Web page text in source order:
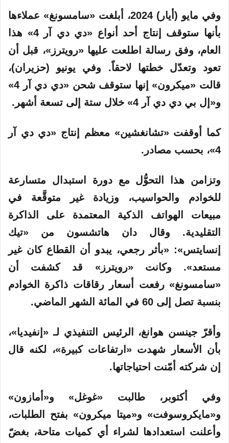
وفي مايو (أيار) 2024، أبلغت «سامسونغ» عملاءها
بأنها ستوقف إنتاج أحد أنواع «دي دي آر 4» هذا
العام، وفق رسالة اطلعت عليها «رويترز»، قبل أن
تعود وتعدّل خطتها لاحقاً. وفي يونيو (حزيران)،
قالت «ميكرون» إنها ستوقف شحن «دي دي آر 4»
و«إل بي دي دي آر 4» خلال ستة إلى تسعة أشهر.
كما أوقفت «تشانغشين» معظم إنتاج «دي دي آر
4»، بحسب مصادر.
وتزامن هذا التحوُّل مع دورة استبدال متسارعة
للخوادم والحواسيب، وزيادة غير متوقَّعة في
مبيعات الهواتف الذكية المعتمدة على الذاكرة
التقليدية. وقال دان هاتشسون من «تيك
إنسايتس»: «بأثر رجعي، يبدو أن القطاع كان غير
مستعد». وكانت «رويترز» قد كشفت أن
«سامسونغ» رفعت أسعار رقاقات ذاكرة الخوادم
بنسبة تصل إلى 60 في المائة الشهر الماضي.
وأقرّ جينسن هوانغ، الرئيس التنفيذي لـ «إنفيديا»،
بأن الأسعار شهدت «ارتفاعات كبيرة»، لكنه قال
إن شركته أمّنت احتياجاتها.
وفي أكتوبر، طالبت «غوغل» و«أمازون»
و«مايكروسوفت» و«ميتا ميكرون» بفتح الطلبات،
وأعلنت استعدادها لشراء أي كميات متاحة، بغضّ